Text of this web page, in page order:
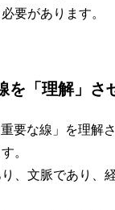
要があります。
「理解」さ
要な線」を理解
。
、文脈であり、